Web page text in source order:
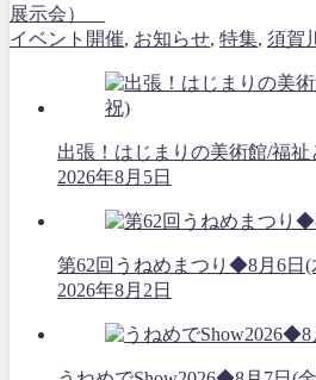
展示会）
イベント開催, お知らせ, 特集, 須賀
出張！はじまりの美術館/福
2026年8月5日
第62回うねめまつり◆8月6日(
2026年8月2日